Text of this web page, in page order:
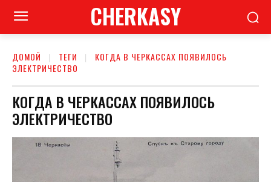
CHERKASY
ДОМОЙ ТЕГИ
КОГДА В ЧЕРКАССАХ ПОЯВИЛОСЬ
ЭЛЕКТРИЧЕСТВО
КОГДА В ЧЕРКАССАХ ПОЯВИЛОСЬ
ЭЛЕКТРИЧЕСТВО